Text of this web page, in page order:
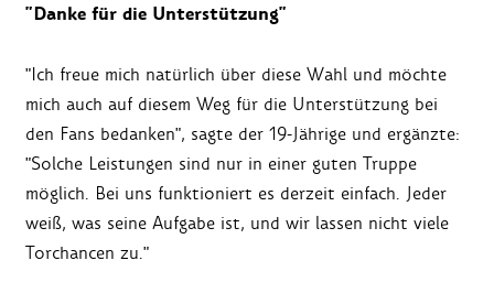
"Danke für die Unterstützung"
"Ich freue mich natürlich über diese Wahl und möchte
mich auch auf diesem Weg für die Unterstützung bei
den Fans bedanken", sagte der 19-Jährige und ergänzte:
"Solche Leistungen sind nur in einer guten Truppe
möglich. Bei uns funktioniert es derzeit einfach. Jeder
weiß, was seine Aufgabe ist, und wir lassen nicht viele
Torchancen zu."